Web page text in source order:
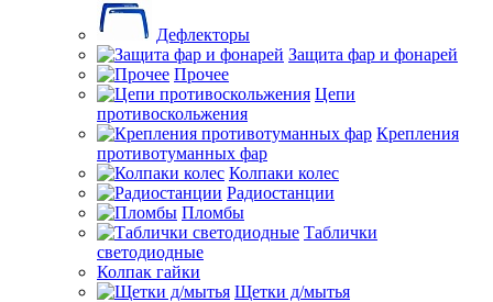
Дефлекторы
Защита фар и фонарей
Прочее
Цепи
противоскольжения
Крепления
противотуманных фар
Колпаки колес
Радиостанции
Пломбы
Таблички
светодиодные
Колпак гайки
Щетки д/мытья